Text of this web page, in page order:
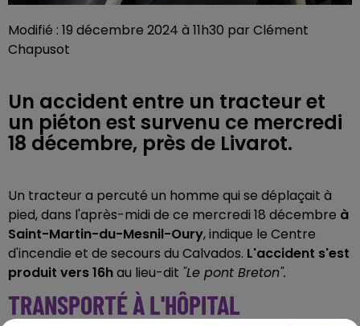
Modifié : 19 décembre 2024 à 11h30 par Clément
Chapusot
Un accident entre un tracteur et
un piéton est survenu ce mercredi
18 décembre, près de Livarot.
Un tracteur a percuté un homme qui se déplaçait à
pied, dans l'après-midi de ce mercredi 18 décembre à
Saint-Martin-du-Mesnil-Oury, indique le Centre
d'incendie et de secours du Calvados. L'accident s'est
produit vers 16hau lieu-dit "Le pont Breton".
TRANSPORTÉ À L'HÔPITAL